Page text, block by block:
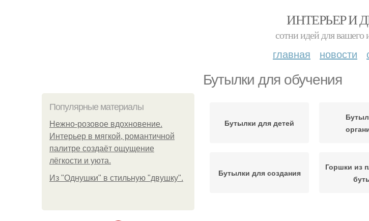
ИНТЕРЬЕР И
сотни идей для вашего
главная новости
Бутылки для обучения
Популярные материалы
Нежно-розовое вдохновение.
Интерьер в мягкой, романтичной
палитре создаёт ощущение
лёгкости и уюта.
Из "Однушки" в стильную "двушку".
Бутылки для детей
Бутылки для создания
Горшки из